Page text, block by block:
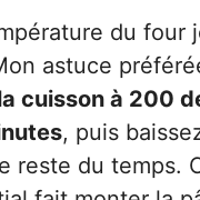
du four
astuce
cuisson à 200
, puis
reste du temps.